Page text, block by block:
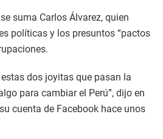
suma Carlos Álvarez, quien
políticas y los presuntos “pactos
dos joyitas que pasan la
para cambiar el Perú”, dijo en
cuenta de Facebook hace unos